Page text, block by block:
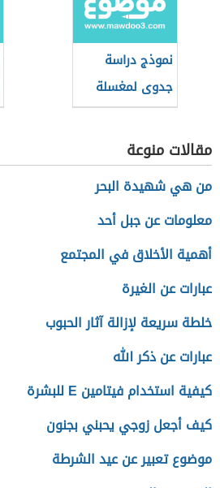
نموذج دراسة
جدوى لمغسلة
سيارات
مقالات منوعة
من هي شهيدة البحر
معلومات عن جبل أحد
أهمية الأخلاق في المجتمع
عبارات عن الغيرة
خلطة سريعة لإزالة آثار الحبوب
عبارات عن ذكر الله
كيفية استخدام فيتامين E للبشرة
كيف أجعل زوجي يحبني بجنون
موضوع تعبير عن عيد الشرطة